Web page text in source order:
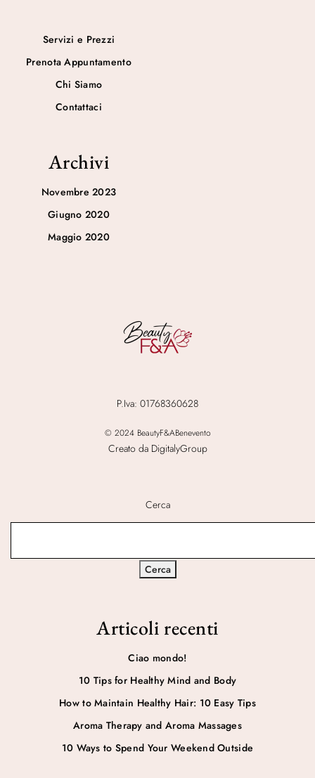
P.Iva: 01768360628
© 2024 BeautyF&ABenevento
Creato da DigitalyGroup
Cerca
Cerca
Articoli recenti
Ciao mondo!
10 Tips for Healthy Mind and Body
How to Maintain Healthy Hair: 10 Easy Tips
Aroma Therapy and Aroma Massages
10 Ways to Spend Your Weekend Outside
Servizi e Prezzi
Prenota Appuntamento
Chi Siamo
Contattaci
Archivi
Novembre 2023
Giugno 2020
Maggio 2020